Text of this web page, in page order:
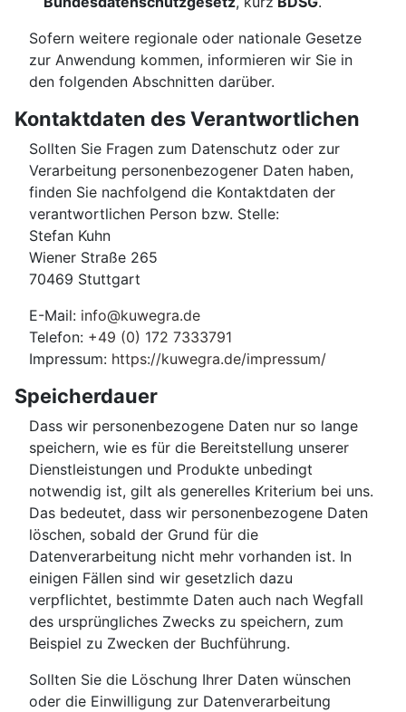
Sofern weitere regionale oder nationale Gesetze
zur Anwendung kommen, informieren wir Sie in
den folgenden Abschnitten darüber.
Kontaktdaten des Verantwortlichen
Sollten Sie Fragen zum Datenschutz oder zur
Verarbeitung personenbezogener Daten haben,
finden Sie nachfolgend die Kontaktdaten der
verantwortlichen Person bzw. Stelle:
Stefan Kuhn
Wiener Straße 265
70469 Stuttgart
E-Mail: info@kuwegra.de
Telefon: +49 (0) 172 7333791
Impressum: https://kuwegra.de/impressum/
Speicherdauer
Dass wir personenbezogene Daten nur so lange
speichern, wie es für die Bereitstellung unserer
Dienstleistungen und Produkte unbedingt
notwendig ist, gilt als generelles Kriterium bei uns.
Das bedeutet, dass wir personenbezogene Daten
löschen, sobald der Grund für die
Datenverarbeitung nicht mehr vorhanden ist. In
einigen Fällen sind wir gesetzlich dazu
verpflichtet, bestimmte Daten auch nach Wegfall
des ursprüngliches Zwecks zu speichern, zum
Beispiel zu Zwecken der Buchführung.
Sollten Sie die Löschung Ihrer Daten wünschen
oder die Einwilligung zur Datenverarbeitung